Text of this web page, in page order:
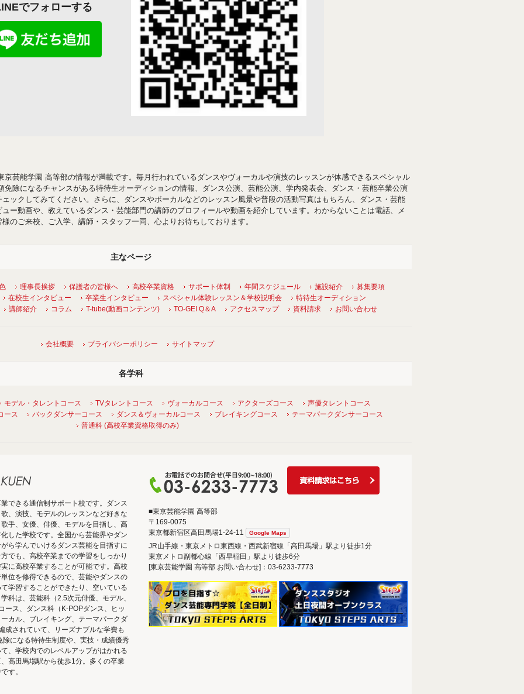
でフォローする
芸能学園 高等部の情報が満載です。毎月行われているダンスやヴォーカルや演技のレッスンが体感できるスペシャル
除になるチャンスがある特待生オーディションの情報、ダンス公演、芸能公演、学内発表会、ダンス・芸能卒業公演
ックしてみてください。さらに、ダンスやボーカルなどのレッスン風景や普段の活動写真はもちろん、ダンス・芸能
ー動画や、教えているダンス・芸能部門の講師のプロフィールや動画を紹介しています。わからないことは電話、メ
のご来校、ご入学、講師・スタッフ一同、心よりお待ちしております。
主なページ
理事長挨拶 保護者の皆様へ 高校卒業資格 サポート体制 年間スケジュール 施設紹介
募集要項
在校生インタビュー 卒業生インタビュー スペシャル体験レッスン＆学校説明会
特待生オーディション
講師紹介 コラム T-tube(動画コンテンツ) TO-GEI Q＆A アクセスマップ 資料請求 お問い合わせ
会社概要 プライバシーポリシー サイトマップ
各学科
モデル・タレントコース TVタレントコース ヴォーカルコース アクターズコース
声優タレントコース
ース バックダンサーコース ダンス＆ヴォーカルコース ブレイキングコース
テーマパークダンサーコース
普通科 (高校卒業資格取得のみ)
できる通信制サポート校です。ダンス
、演技、モデルのレッスンなど好きな
手、女優、俳優、モデルを目指し、高
した学校です。全国から芸能界やダン
ら学んでいけるダンス芸能を目指すに
でも、高校卒業までの学習をしっかり
に高校卒業することが可能です。高校
位を修得できるので、芸能やダンスの
学習することができたり、空いている
科は、芸能科（2.5次元俳優、モデル、
ース、ダンス科（K-POPダンス、ヒッ
カル、ブレイキング、テーマパークダ
成されていて、リーズナブルな学費も
になる特待生制度や、実技・成績優秀
、学校内でのレベルアップがはかれる
高田馬場駅から徒歩1分。多くの卒業
す。
■東京芸能学園 高等部
〒169-0075
東京都新宿区高田馬場1-24-11
Google Maps
JR山手線・東京メトロ東西線・西武新宿線「高田馬場」駅より徒歩1分
東京メトロ副都心線「西早稲田」駅より徒歩6分
[東京芸能学園 高等部 お問い合わせ]：03-6233-7773